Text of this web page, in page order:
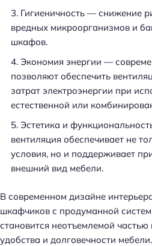
Гигиеничность — снижение
вредных микроорганизмов и
шкафов.
Экономия энергии —
позволяют обеспечить
затрат электроэнергии при
естественной или
Эстетика и
вентиляция обеспечивает не
условия, но и поддерживает
внешний вид мебели.
В современном дизайне
шкафчиков с продуманной
становится неотъемлемой
удобства и долговечности